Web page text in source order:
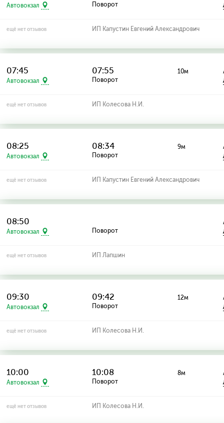
Автовокзал Поворот
ещё нет отзывов ИП Капустин Евгений Александрович
07:45
Автовокзал
07:55
Поворот
10м
ещё нет отзывов ИП Колесова Н.И.
08:25
Автовокзал
08:34
Поворот
9м
ещё нет отзывов ИП Капустин Евгений Александрович
08:50
Автовокзал Поворот
ещё нет отзывов ИП Лапшин
09:30
Автовокзал
09:42
Поворот
12м
ещё нет отзывов ИП Колесова Н.И.
10:00
Автовокзал
10:08
Поворот
8м
ещё нет отзывов ИП Колесова Н.И.